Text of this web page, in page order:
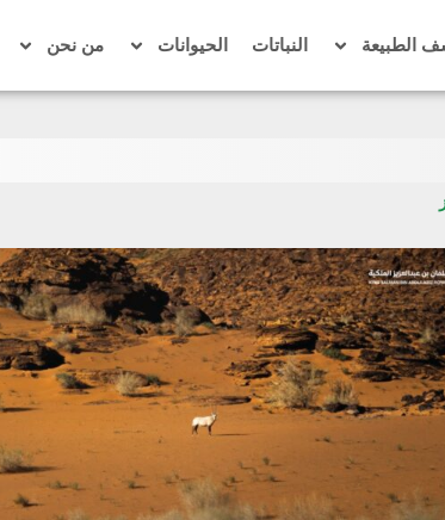
الطبيعة النباتات الحيوانات من نحن